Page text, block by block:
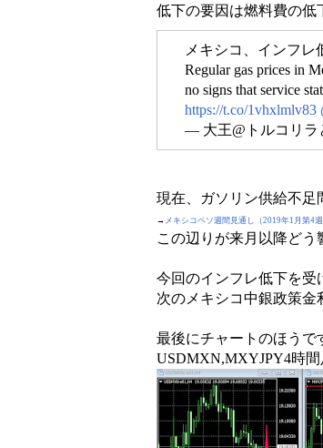
低下の要因は燃料費の低
メキシコ、インフ
Regular gas prices in
no signs that service
https://t.co/1vhxlmlv83
— 大王@トルコリラ
現在、ガソリン供給不足
→ メキシコペソ週間見通し（2019年1月第4
この辺りが来月以降どう
今回のインフレ低下を
次のメキシコ中銀政策金
最後にチャートのほう
USDMXN,MXYJPY4時間